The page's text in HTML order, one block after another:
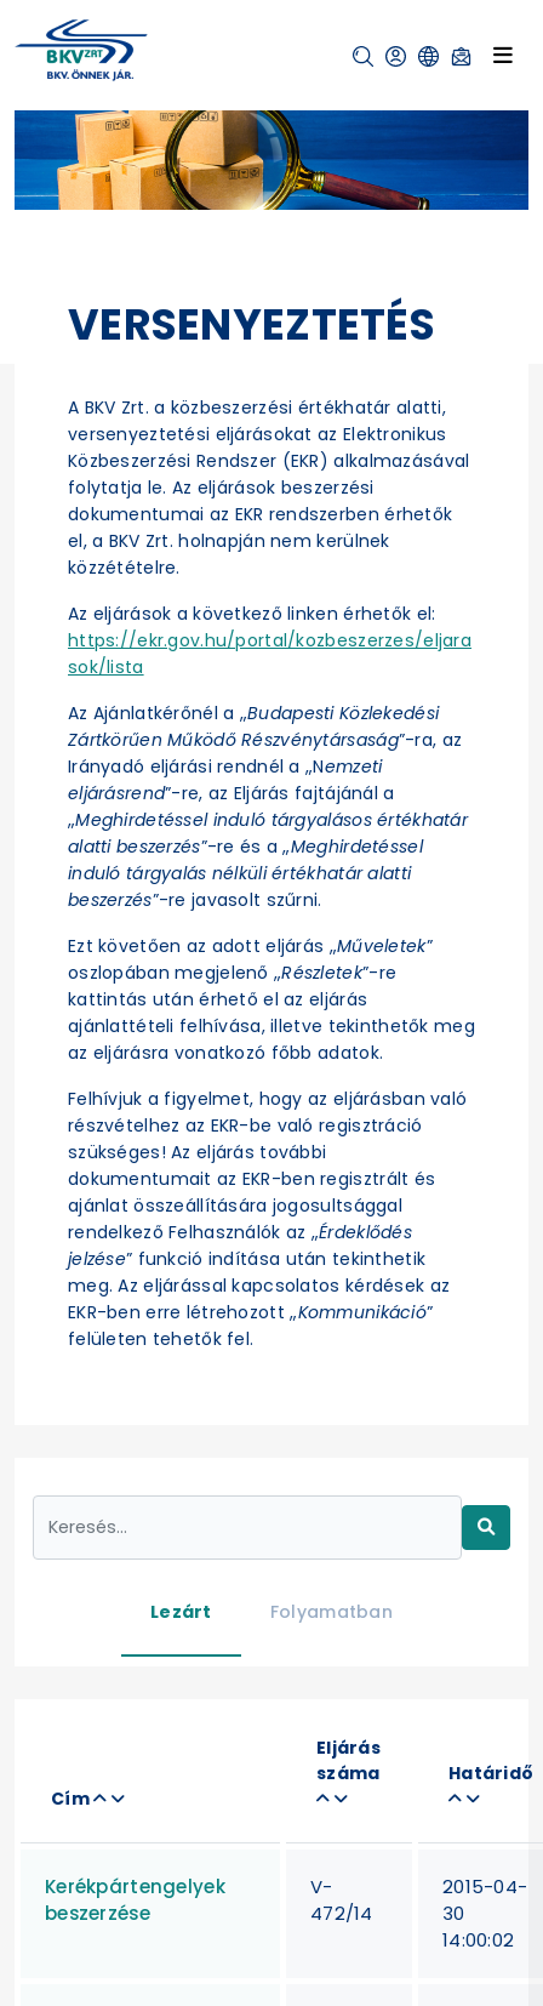
VERSENYEZTETÉS
A BKV Zrt. a közbeszerzési értékhatár alatti,
versenyeztetési eljárásokat az Elektronikus
Közbeszerzési Rendszer (EKR) alkalmazásával
folytatja le. Az eljárások beszerzési
dokumentumai az EKR rendszerben érhetők
el, a BKV Zrt. holnapján nem kerülnek
közzétételre.
Az eljárások a következő linken érhetők el:
https://ekr.gov.hu/portal/kozbeszerzes/eljara
sok/lista
Az Ajánlatkérőnél a „Budapesti Közlekedési
Zártkörűen Működő Részvénytársaság”-ra, az
Irányadó eljárási rendnél a „Nemzeti
eljárásrend”-re, az Eljárás fajtájánál a
„Meghirdetéssel induló tárgyalásos értékhatár
alatti beszerzés”-re és a „Meghirdetéssel
induló tárgyalás nélküli értékhatár alatti
beszerzés”-re javasolt szűrni.
Ezt követően az adott eljárás „Műveletek”
oszlopában megjelenő „Részletek”-re
kattintás után érhető el az eljárás
ajánlattételi felhívása, illetve tekinthetők meg
az eljárásra vonatkozó főbb adatok.
Felhívjuk a figyelmet, hogy az eljárásban való
részvételhez az EKR-be való regisztráció
szükséges! Az eljárás további
dokumentumait az EKR-ben regisztrált és
ajánlat összeállítására jogosultsággal
rendelkező Felhasználók az „Érdeklődés
jelzése” funkció indítása után tekinthetik
meg. Az eljárással kapcsolatos kérdések az
EKR-ben erre létrehozott „Kommunikáció”
felületen tehetők fel.
Lezárt Folyamatban
Cím
Eljárás
száma
Határidő
Kerékpártengelyek
beszerzése
V-
472/14
2015-04-
30
14:00:02